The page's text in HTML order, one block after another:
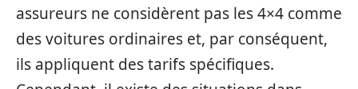
assureurs ne considèrent pas les 4×4 comme
des voitures ordinaires et, par conséquent,
ils appliquent des tarifs spécifiques.